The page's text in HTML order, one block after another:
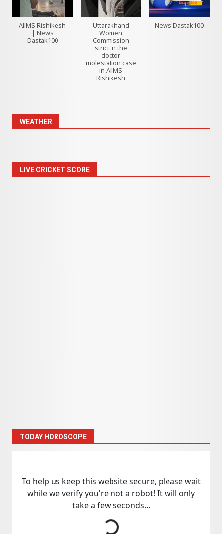
AIIMS Rishikesh
| News
Dastak100
Uttarakhand
Women
Commission
strict in the
doctor
molestation case
in AIIMS
Rishikesh
News Dastak100
WEATHER
LIVE CRICKET SCORE
TODAY HOROSCOPE